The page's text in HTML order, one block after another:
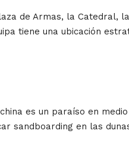
de Armas, la Catedral,
tiene una ubicación
es un paraíso en
sandboarding en las